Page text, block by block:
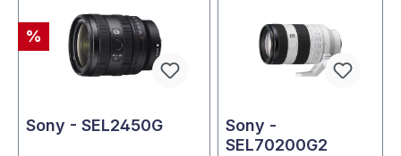
%
Sony - SEL2450G
Sony -
SEL70200G2